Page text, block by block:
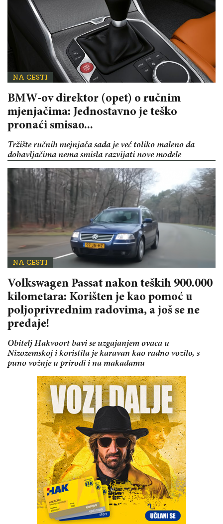
NA CESTI
BMW-ov direktor (opet) o ručnim
mjenjačima: Jednostavno je teško
pronaći smisao...
Tržište ručnih mejnjača sada je već toliko maleno da
dobavljačima nema smisla razvijati nove modele
NA CESTI
Volkswagen Passat nakon teških 900.000
kilometara: Korišten je kao pomoć u
poljoprivrednim radovima, a još se ne
predaje!
Obitelj Hakvoort bavi se uzgajanjem ovaca u
Nizozemskoj i koristila je karavan kao radno vozilo, s
puno vožnje u prirodi i na makadamu